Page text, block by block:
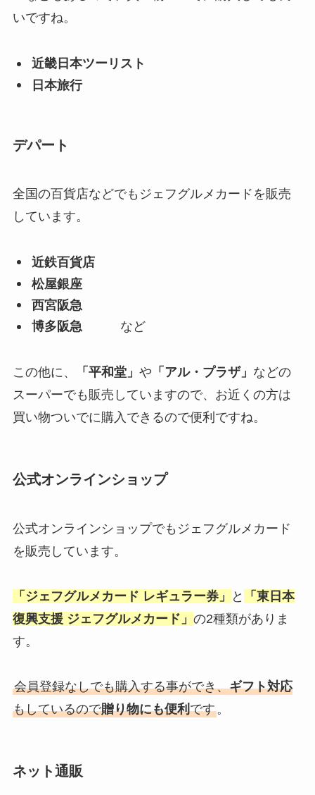
いですね。
近畿日本ツーリスト
日本旅行
デパート
全国の百貨店などでもジェフグルメカードを販売
しています。
近鉄百貨店
松屋銀座
西宮阪急
博多阪急など
この他に、 「平和堂」 や 「アル・プラザ」 などの
スーパーでも販売していますので、お近くの方は
買い物ついでに購入できるので便利ですね。
公式オンラインショップ
公式オンラインショップでもジェフグルメカード
を販売しています。
「ジェフグルメカード レギュラー券」 と
「東日本
復興支援 ジェフグルメカード」 の2種類がありま
す。
会員登録なしでも購入する事ができ、ギフト対応
もしているので贈り物にも便利です。
ネット通販